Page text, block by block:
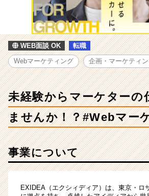
マ
ー
タ
ー
の
仕
戦
し
か！？
マ
WEB面談 OK 転職
Webマーケティング 企画・マーケティ
未経験からマーケターの
ませんか！？#Webマー
事業について
EXIDEA（エクシィディア）は、東京・ロ